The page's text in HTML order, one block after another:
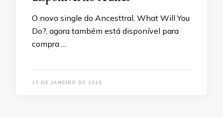
O novo single do Ancesttral, What Will You
Do?, agora também está disponível para
compra …
11 DE JANEIRO DE 2015